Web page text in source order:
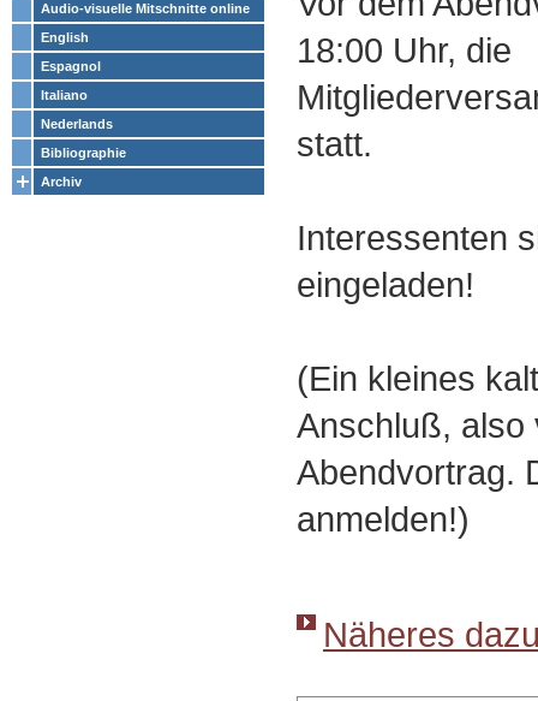
Audio-visuelle Mitschnitte online
English
Espagnol
Italiano
Nederlands
Bibliographie
Archiv
18:00 Uhr, die
statt.
Interessenten
eingeladen!
(Ein kleines
Anschluß, also
Abendvortrag.
anmelden!)
Näheres